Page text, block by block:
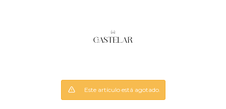
Este artículo está agotado.